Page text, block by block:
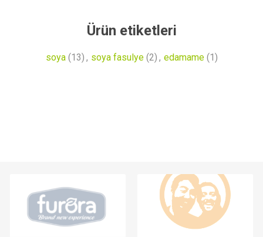
Ürün etiketleri
soya (13) , soya fasulye (2) , edamame (1)